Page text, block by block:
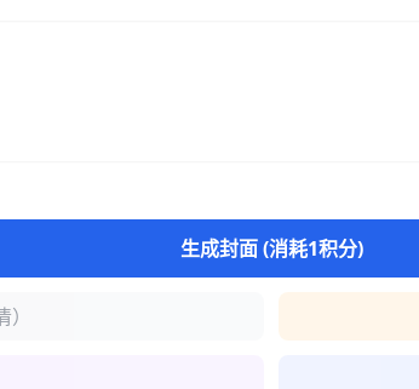
生成封面 (消耗1积分)